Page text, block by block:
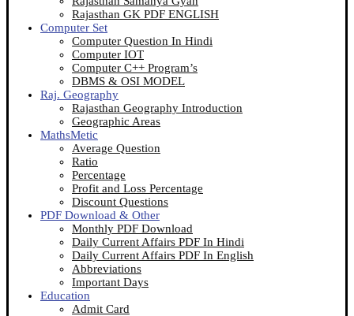
Rajasthan GK PDF ENGLISH
Computer Set
Computer Question In Hindi
Computer IOT
Computer C++ Program’s
DBMS & OSI MODEL
Raj. Geography
Rajasthan Geography Introduction
Geographic Areas
MathsMetic
Average Question
Ratio
Percentage
Profit and Loss Percentage
Discount Questions
PDF Download & Other
Monthly PDF Download
Daily Current Affairs PDF In Hindi
Daily Current Affairs PDF In English
Abbreviations
Important Days
Education
Admit Card